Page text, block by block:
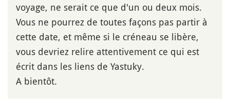
voyage, ne serait ce que d'un ou deux mois.
Vous ne pourrez de toutes façons pas partir à
cette date, et même si le créneau se libère,
vous devriez relire attentivement ce qui est
écrit dans les liens de Yastuky.
A bientôt.